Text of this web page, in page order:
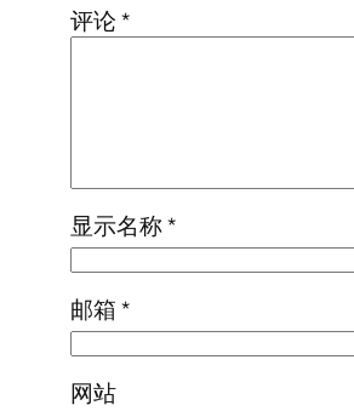
评论*
显示名称*
邮箱*
网站